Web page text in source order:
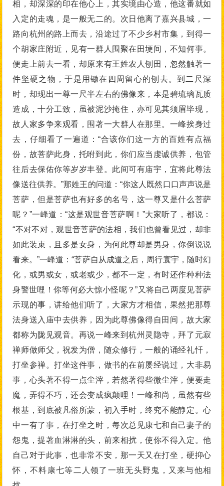
相，却深深的印在他心上，其实境由心造，他这番就如
入定的走魂，是一般无二的。次日他离了嘉兴县城，一
路向杭州的路上而去，沿途过了不少乡村市集，到得一
个胡家庄附近，见有一群人围聚在田埂间，不知何事。
便走上前去一看，却原来有王姓农人刨田，忽然触著一
件坚硬之物，于是用锄在四周留心的刨去。到二尺深
时，却现出一尊一尺半左右的佛像来，本是碧琉璃瓦质
造成，十分工致，虽被泥沙掩住，亦可见其须眉毕现，
故人家多争来观看，围著一大群人在那里。一峰挨身过
去，仔细看了一遍道：“合该你们这一方的百姓有点福
份，故菩萨此身，托咐到此，你们应当虔诚供养，包管
往后去保佑你等岁岁丰登。此间可有庙宇，宜将此尊法
像送往供养。”那姓王的问道：“你这人既然口口声声说是
菩萨，但是菩萨也有好多的名号，这一尊又是什么菩萨
呢？”一峰道：“这是观世音菩萨啊！”大家听了，都说：
“不对不对，观世音菩萨的法相，我们也曾看见过，却非
如此装束，且多是女身，为何此尊却是男身，你倒说说
看来。”一峰道：“菩萨自从成道之后，周行寰宇，随时幻
化，或男或女，或老或少，都不一定，有时还作种种法
身警世哩！你等何必大惊小怪呢？”又将自己两度见菩萨
示现的事，讲给他们听了，大家方才相信，果然把那尊
法身送入庙中去供养，因为此尊佛像得自田间，故大家
都称为陇见观音。再说一峰来到杭州灵隐寺，拜了元寂
禅师做师父，祝发为僧，随众修行，一般的诵经礼忏，
打坐参禅。打坐这件事，做书的在前屡经说过，大非易
事，心头著不得一点尘滓，若然著得些微尘滓，便要走
魔，弄得不巧，还会变成疯颠哩！一峰和尚，虽然有些
根基，到底被凡俗所蒙，初入手时，终究不能静定。心
中一有了事，在打坐之时，每次总见康七和自己妻子的
怨鬼，提著血淋淋的头，前来相扰，使你不得入定。他
自己对于此事，也非常不安，那一天又在打坐，硬抑心
怀，不料康七等二人领了一班无头野鬼，又来与他相